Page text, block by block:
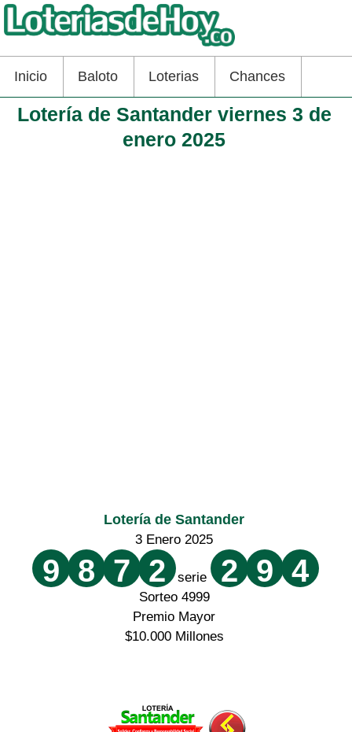
Inicio Baloto Loterias Chances
Lotería de Santander viernes 3 de
enero 2025
Lotería de Santander
3 Enero 2025
9 8 7 2 serie 2 9 4
Sorteo 4999
Premio Mayor
$10.000 Millones